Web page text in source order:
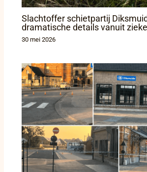
Slachtoffer schietpartij
dramatische details vanuit
30 mei 2026